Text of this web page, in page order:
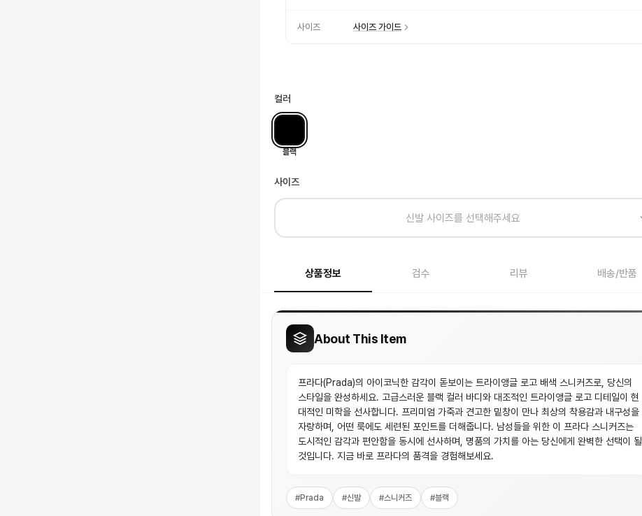
사이즈 사이즈 가이드
컬러
블랙
사이즈
신발 사이즈를 선택해주세요
상품정보 검수 리뷰 배송/반품
About This Item
프라다(Prada)의 아이코닉한 감각이 돋보이는 트라이앵글 로고 배색 스니커즈로, 당신의
스타일을 완성하세요. 고급스러운 블랙 컬러 바디와 대조적인 트라이앵글 로고 디테일이 현
대적인 미학을 선사합니다. 프리미엄 가죽과 견고한 밑창이 만나 최상의 착용감과 내구성을
자랑하며, 어떤 룩에도 세련된 포인트를 더해줍니다. 남성들을 위한 이 프라다 스니커즈는
도시적인 감각과 편안함을 동시에 선사하며, 명품의 가치를 아는 당신에게 완벽한 선택이 될
것입니다. 지금 바로 프라다의 품격을 경험해보세요.
#Prada #신발 #스니커즈 #블랙